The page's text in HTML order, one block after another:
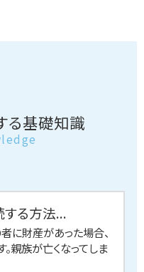
る基礎知識
る方法...
に財産があった場合、
親族が亡くなってしま